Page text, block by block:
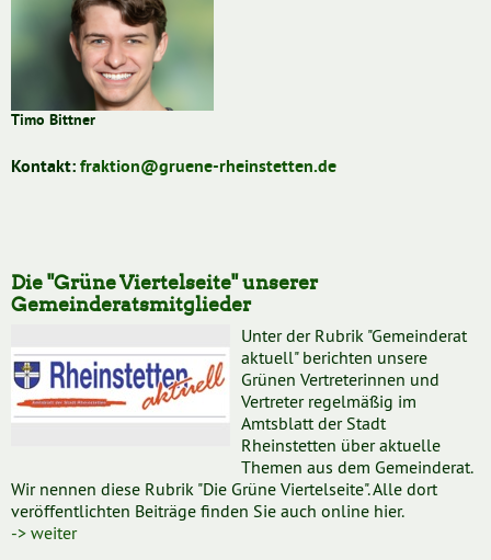
Timo Bittner
Kontakt: fraktion@gruene-rheinstetten.de
Die "Grüne Viertelseite" unserer
Gemeinderatsmitglieder
Unter der Rubrik "Gemeinderat
aktuell" berichten unsere
Grünen Vertreterinnen und
Vertreter regelmäßig im
Amtsblatt der Stadt
Rheinstetten über aktuelle
Themen aus dem Gemeinderat.
Wir nennen diese Rubrik "Die Grüne Viertelseite". Alle dort
veröffentlichten Beiträge finden Sie auch online hier.
-> weiter